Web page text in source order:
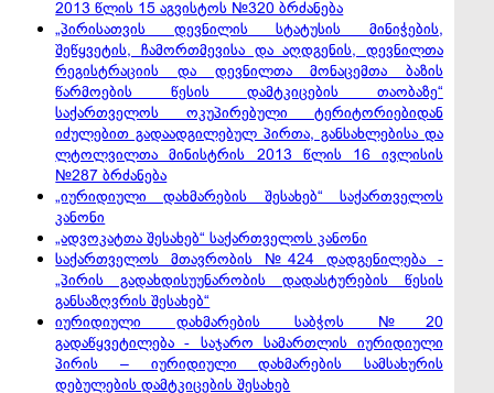
2013 წლის 15 აგვისტოს №320 ბრძანება
„პირისათვის დევნილის სტატუსის მინიჭების,
შეწყვეტის, ჩამორთმევისა და აღდგენის, დევნილთა
რეგისტრაციის და დევნილთა მონაცემთა ბაზის
წარმოების წესის დამტკიცების თაობაზე“
საქართველოს ოკუპირებული ტერიტორიებიდან
იძულებით გადაადგილებულ პირთა, განსახლებისა და
ლტოლვილთა მინისტრის 2013 წლის 16 ივლისის
№287 ბრძანება
„იურიდიული დახმარების შესახებ“ საქართველოს
კანონი
„ადვოკატთა შესახებ“ საქართველოს კანონი
საქართველოს მთავრობის №424 დადგენილება -
„პირის გადახდისუუნარობის დადასტურების წესის
განსაზღვრის შესახებ“
იურიდიული დახმარების საბჭოს №20
გადაწყვეტილება - საჯარო სამართლის იურიდიული
პირის – იურიდიული დახმარების სამსახურის
დებულების დამტკიცების შესახებ